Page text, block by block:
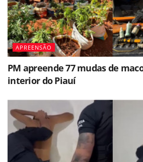
APREENSÃO
PM apreende 77 mudas de
interior do Piauí